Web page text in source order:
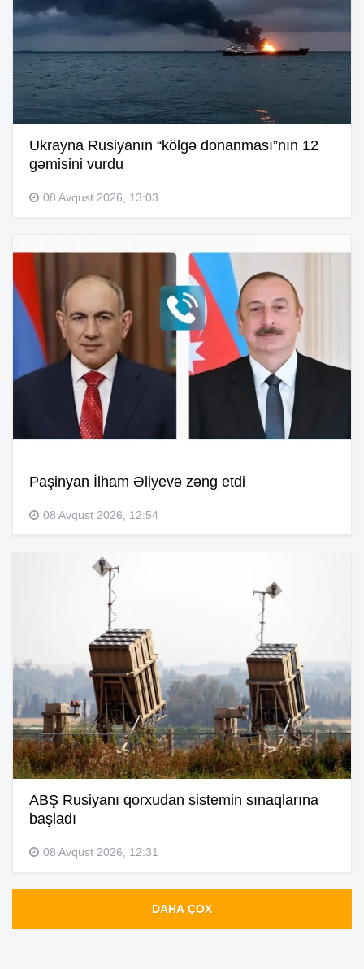
Ukrayna Rusiyanın “kölgə donanması”nın 12
gəmisini vurdu
08 Avqust 2026, 13:03
Paşinyan İlham Əliyevə zəng etdi
08 Avqust 2026, 12:54
ABŞ Rusiyanı qorxudan sistemin sınaqlarına
başladı
08 Avqust 2026, 12:31
DAHA ÇOX